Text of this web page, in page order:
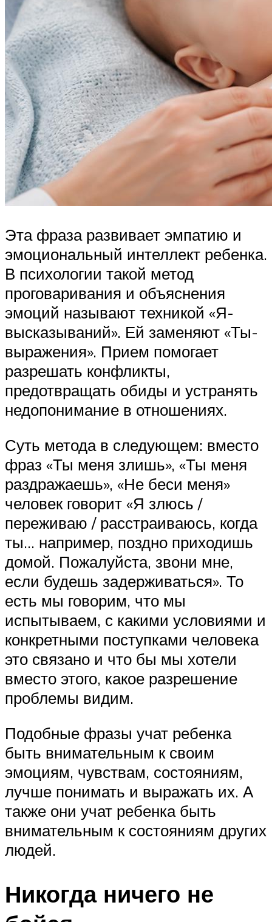
Эта фраза развивает эмпатию и
эмоциональный интеллект ребенка.
В психологии такой метод
проговаривания и объяснения
эмоций называют техникой «Я-
высказываний». Ей заменяют «Ты-
выражения». Прием помогает
разрешать конфликты,
предотвращать обиды и устранять
недопонимание в отношениях.
Суть метода в следующем: вместо
фраз «Ты меня злишь», «Ты меня
раздражаешь», «Не беси меня»
человек говорит «Я злюсь /
переживаю / расстраиваюсь, когда
ты… например, поздно приходишь
домой. Пожалуйста, звони мне,
если будешь задерживаться». То
есть мы говорим, что мы
испытываем, с какими условиями и
конкретными поступками человека
это связано и что бы мы хотели
вместо этого, какое разрешение
проблемы видим.
Подобные фразы учат ребенка
быть внимательным к своим
эмоциям, чувствам, состояниям,
лучше понимать и выражать их. А
также они учат ребенка быть
внимательным к состояниям других
людей.
Никогда ничего не